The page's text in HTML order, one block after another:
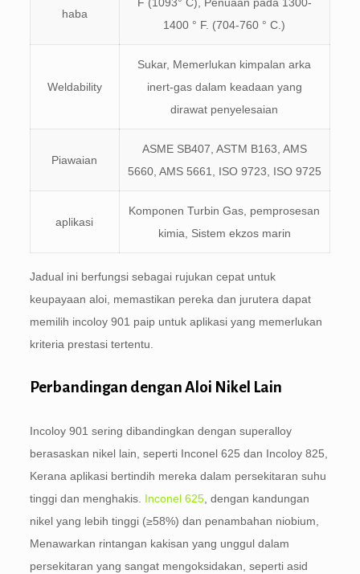
haba
F (1093° C), Penuaan pada 1300-
1400 ° F. (704-760 ° C.)
Weldability
Sukar, Memerlukan kimpalan arka
inert-gas dalam keadaan yang
dirawat penyelesaian
Piawaian
ASME SB407, ASTM B163, AMS
5660, AMS 5661, ISO 9723, ISO 9725
aplikasi
Komponen Turbin Gas, pemprosesan
kimia, Sistem ekzos marin
Jadual ini berfungsi sebagai rujukan cepat untuk
keupayaan aloi, memastikan pereka dan jurutera dapat
memilih incoloy 901 paip untuk aplikasi yang memerlukan
kriteria prestasi tertentu.
Perbandingan dengan Aloi Nikel Lain
Incoloy 901 sering dibandingkan dengan superalloy
berasaskan nikel lain, seperti Inconel 625 dan Incoloy 825,
Kerana aplikasi bertindih mereka dalam persekitaran suhu
tinggi dan menghakis. Inconel 625, dengan kandungan
nikel yang lebih tinggi (≥58%) dan penambahan niobium,
Menawarkan rintangan kakisan yang unggul dalam
persekitaran yang sangat mengoksidakan, seperti asid